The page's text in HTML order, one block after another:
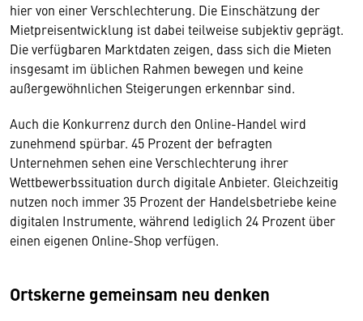
hier von einer Verschlechterung. Die Einschätzung der
Mietpreisentwicklung ist dabei teilweise subjektiv geprägt.
Die verfügbaren Marktdaten zeigen, dass sich die Mieten
insgesamt im üblichen Rahmen bewegen und keine
außergewöhnlichen Steigerungen erkennbar sind.
Auch die Konkurrenz durch den Online-Handel wird
zunehmend spürbar. 45 Prozent der befragten
Unternehmen sehen eine Verschlechterung ihrer
Wettbewerbssituation durch digitale Anbieter. Gleichzeitig
nutzen noch immer 35 Prozent der Handelsbetriebe keine
digitalen Instrumente, während lediglich 24 Prozent über
einen eigenen Online-Shop verfügen.
Ortskerne gemeinsam neu denken